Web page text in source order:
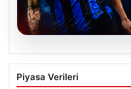
03.08.2026
Hakan
Bildirisi: Oraya
Piyasa Verileri